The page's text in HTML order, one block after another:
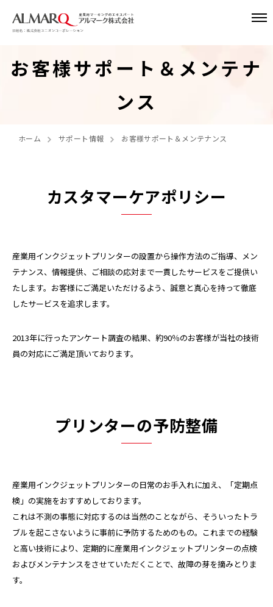
お客様サポート＆メンテナ
ンス
ホーム サポート情報 お客様サポート＆メンテナンス
カスタマーケアポリシー
産業用インクジェットプリンターの設置から操作方法のご指導、メン
テナンス、情報提供、ご相談の応対まで一貫したサービスをご提供い
たします。お客様にご満足いただけるよう、誠意と真心を持って徹底
したサービスを追求します。
2013年に行ったアンケート調査の結果、約90％のお客様が当社の技術
員の対応にご満足頂いております。
プリンターの予防整備
産業用インクジェットプリンターの日常のお手入れに加え、「定期点
検」の実施をおすすめしております。
これは不測の事態に対応するのは当然のことながら、そういったトラ
ブルを起こさないように事前に予防するためのもの。これまでの経験
と高い技術により、定期的に産業用インクジェットプリンターの点検
およびメンテナンスをさせていただくことで、故障の芽を摘みとりま
す。